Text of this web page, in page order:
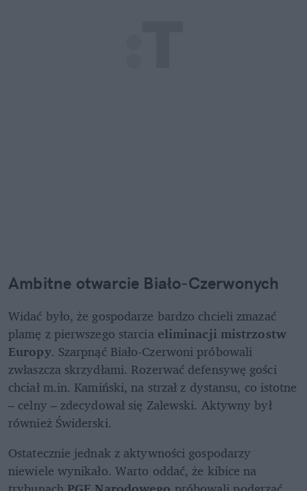
Ambitne otwarcie Biało-Czerwonych
Widać było, że gospodarze bardzo chcieli zmazać
plamę z pierwszego starcia eliminacji mistrzostw
Europy. Szarpnąć Biało-Czerwoni próbowali
zwłaszcza skrzydłami. Rozerwać defensywę gości
chciał m.in. Kamiński, na strzał z dystansu, co istotne
– celny – zdecydował się Zalewski. Aktywny był
również Świderski.
Ostatecznie jednak z aktywności gospodarzy
niewiele wynikało. Warto oddać, że kibice na